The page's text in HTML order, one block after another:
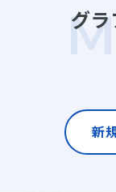
グ
新